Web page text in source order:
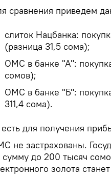
сравнения приведем
слиток Нацбанка:
(разница 31,5 сома);
ОМС в банке "А":
сомов);
ОМС в банке "Б":
311,4 сома).
есть для получения
не застрахованы.
сумму до 200 тысяч
золота